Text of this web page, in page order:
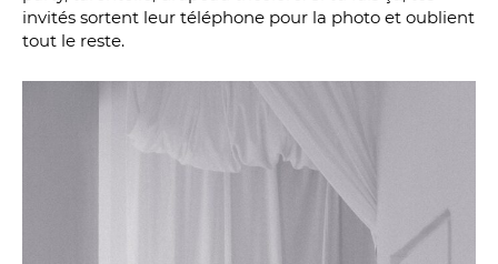
invités sortent leur téléphone pour la photo et oublient
tout le reste.